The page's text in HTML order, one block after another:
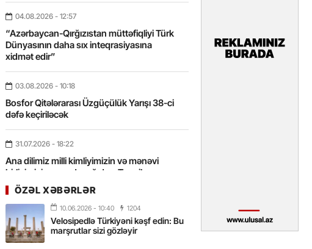
04.08.2026 - 12:57
“Azərbaycan-Qırğızıstan müttəfiqliyi Türk
Dünyasının daha sıx inteqrasiyasına
xidmət edir”
03.08.2026 - 10:18
Bosfor Qitələrarası Üzgüçülük Yarışı 38-ci
dəfə keçiriləcək
31.07.2026 - 18:22
Ana dilimiz milli kimliyimizin və mənəvi
birliyimizin əsas dayağıdır – Tənzilə
Rüstəmxanlı
31.07.2026 - 16:58
Tarixin axarını yalnız böyük liderlər dəyişir
ÖZƏL XƏBƏRLƏR
10.06.2026 - 10:40 1204
Velosipedlə Türkiyəni kəşf edin: Bu
marşrutlar sizi gözləyir